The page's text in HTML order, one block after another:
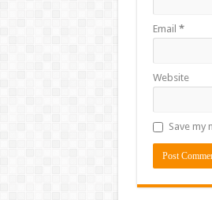
Email *
Website
Save my